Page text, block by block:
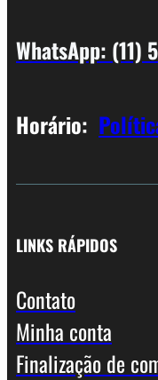
WhatsApp: (11)
Horário:
LINKS RÁPIDOS
Contato
Minha conta
Finalização de